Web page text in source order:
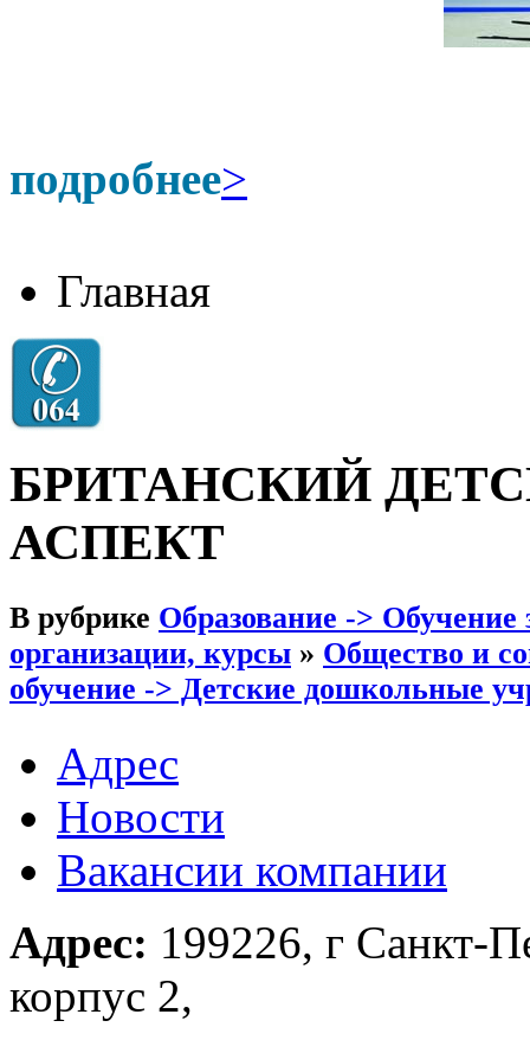
подробнее>
Главная
БРИТАНСКИЙ
АСПЕКТ
В рубрике Образование -> Обучение
организации, курсы » Общество и
обучение -> Детские дошкольные
Адрес
Новости
Вакансии компании
Адрес: 199226, г Санкт-
корпус 2,